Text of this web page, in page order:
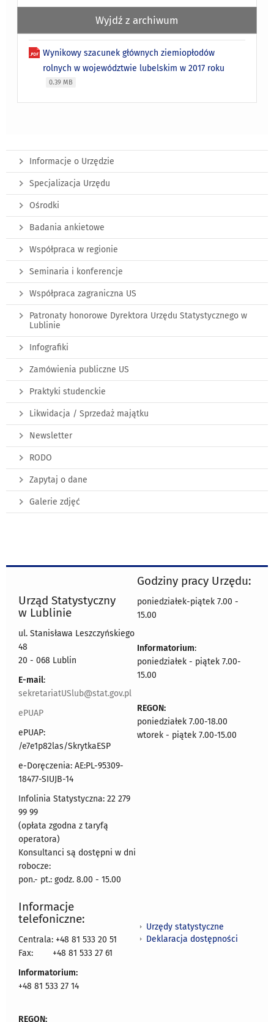
Wyjdź z archiwum
Wynikowy szacunek głównych ziemiopłodów
rolnych w województwie lubelskim w 2017 roku
0.39 MB
Informacje o Urzędzie
Specjalizacja Urzędu
Ośrodki
Badania ankietowe
Współpraca w regionie
Seminaria i konferencje
Współpraca zagraniczna US
Patronaty honorowe Dyrektora Urzędu Statystycznego w
Lublinie
Infografiki
Zamówienia publiczne US
Praktyki studenckie
Likwidacja / Sprzedaż majątku
Newsletter
RODO
Zapytaj o dane
Galerie zdjęć
Urząd Statystyczny
w Lublinie
ul. Stanisława Leszczyńskiego
48
20 - 068 Lublin
E-mail:
sekretariatUSlub@stat.gov.pl
ePUAP
ePUAP:
/e7e1p82las/SkrytkaESP
e-Doręczenia: AE:PL-95309-
18477-SIUJB-14
Infolinia Statystyczna: 22 279
99 99
(opłata zgodna z taryfą
operatora)
Konsultanci są dostępni w dni
robocze:
pon.- pt.: godz. 8.00 - 15.00
Godziny pracy Urzędu:
poniedziałek-piątek 7.00 -
15.00
Informatorium:
poniedziałek - piątek 7.00-
15.00
REGON:
poniedziałek 7.00-18.00
wtorek - piątek 7.00-15.00
Informacje
telefoniczne:
Centrala: +48 81 533 20 51
Fax:
+48 81 533 27 61
Informatorium:
+48 81 533 27 14
REGON:
Urzędy statystyczne
Deklaracja dostępności